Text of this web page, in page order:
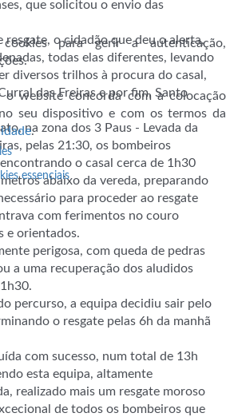
que solicitou o envio das
resgate, o cidadão que deu o alerta,
todas elas diferentes, levando
diversos trilhos à procura do casal,
das Freiras e por fim, Santo
na zona dos 3 Paus - Levada da
pelas 21:30, os bombeiros
o casal cerca de 1h30
abaixo da vereda, preparando
para proceder ao resgate
com ferimentos no couro
e orientados.
perigosa, com queda de pedras
a uma recuperação dos aludidos
percurso, a equipa decidiu sair pelo
o resgate pelas 6h da manhã
com sucesso, num total de 13h
esta equipa, altamente
realizado mais um resgate moroso
de todos os bombeiros que
para gerir a autenticação,
website concorda com a colocação
seu dispositivo e com os termos da
.
essenciais